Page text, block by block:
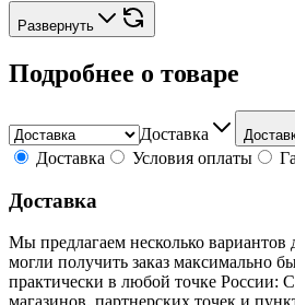
Развернуть
Подробнее о товаре
Доставка
Доставка Условия оплаты
Доставка
Мы предлагаем несколько вариантов
могли получить заказ максимально
практически в любой точке России: